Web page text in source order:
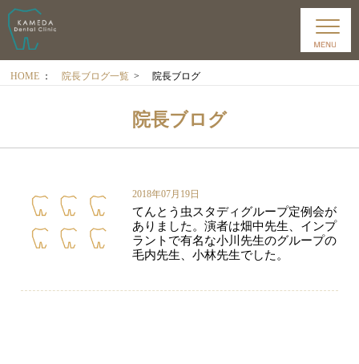
HOME ： 院長ブログ一覧 > 院長ブログ
院長ブログ
2018年07月19日
てんとう虫スタディグループ定例会が
ありました。演者は畑中先生、インプ
ラントで有名な小川先生のグループの
毛内先生、小林先生でした。